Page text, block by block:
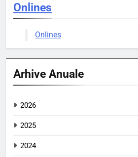
Onlines
Onlines
Arhive Anuale
2026
2025
2024